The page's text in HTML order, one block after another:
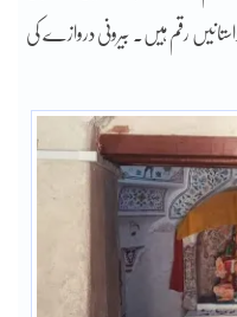
رقم ہیں۔ بیرونی دروازے کی